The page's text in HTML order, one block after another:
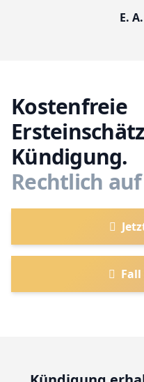
E. A.
Kostenfreie
Kündigung.
Rechtlich